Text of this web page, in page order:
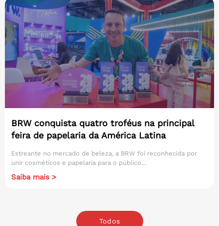
BRW conquista quatro troféus na principal
feira de papelaria da América Latina
Estreante no mercado de beleza, a BRW foi reconhecida por
unir cosméticos e papelaria para o público...
Saiba mais >
Todos